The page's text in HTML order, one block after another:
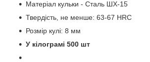
Матеріал кульки - Сталь ШХ-15
Твердість, не менше: 63-67 HRC
Розмір кулі: 8 мм
У кілограмі 500 шт